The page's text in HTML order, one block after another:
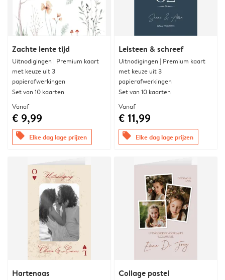
Zachte lente tijd
Uitnodigingen | Premium kaart
met keuze uit 3
papierafwerkingen
Set van 10 kaarten
Vanaf
€ 9,99
offers Elke dag lage prijzen
Leisteen & schreef
Uitnodigingen | Premium kaart
met keuze uit 3
papierafwerkingen
Set van 10 kaarten
Vanaf
€ 11,99
offers Elke dag lage prijzen
Hartenaas Collage pastel